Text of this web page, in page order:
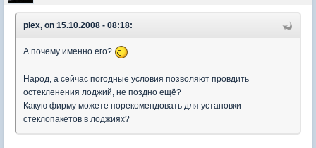
plex, on 15.10.2008 - 08:18:
А почему именно его?
Народ, а сейчас погодные условия позволяют провдить
остекленения лоджий, не поздно ещё?
Какую фирму можете порекомендовать для установки
стеклопакетов в лоджиях?